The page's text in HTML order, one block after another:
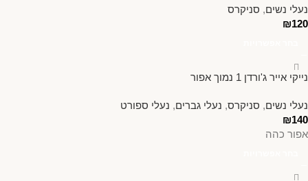
נעלי נשים, סניקרס
₪120
נייקי אייר ג'ורדן 1 נמוך אפור
נעלי נשים, סניקרס, נעלי גברים, נעלי ספורט
₪140
אפור כהה